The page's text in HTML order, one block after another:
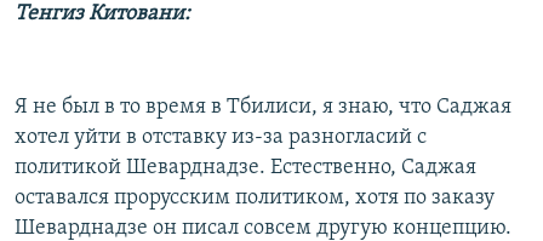
Тенгиз Китовани:
Я не был в то время в Тбилиси, я знаю, что Саджая
хотел уйти в отставку из-за разногласий с
политикой Шеварднадзе. Естественно, Саджая
оставался прорусским политиком, хотя по заказу
Шеварднадзе он писал совсем другую концепцию.